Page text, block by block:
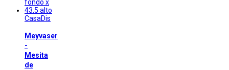
CasaDis
Meyvaser
-
Mesita
de